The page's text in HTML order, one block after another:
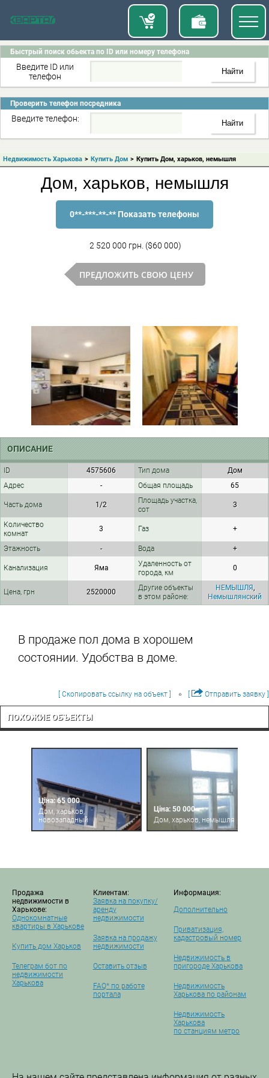
Быстрый поиск обьекта по ID или номеру телефона
Введите ID или
телефон
Проверить телефон посредника
Введите телефон:
Недвижимость Харькова > Купить Дом > Купить Дом, харьков, немышля
Дом, харьков, немышля
0**-***-**-** Показать телефоны
2 520 000 грн. ($60 000)
ПРЕДЛОЖИТЬ СВОЮ ЦЕНУ
ОПИСАНИЕ
ID 4575606 Тип дома
Дом
Адрес
- Общая площадь 65
Часть дома 1/2
Площадь участка,
сот
3
Количество
комнат
3 Газ +
Этажность - Вода +
Канализация Яма
Удаленность от
города, км
0
Цена, грн 2520000
Другие объекты
в этом районе:
НЕМЫШЛЯ,
Немышлянский
В продаже пол дома в хорошем
состоянии. Удобства в доме.
[ Скопировать ссылку на объект ] Отправить заявку ]
ПОХОЖИЕ ОБЪЕКТЫ
Ціна: 65 000
Дом, харьков,
новозападный
Ціна: 50 000
Дом, харьков, немышля
Продажа
недвижимости в
Харькове:
Однокомнатные
квартиры в Харькове
Купить дом Харьков
Телеграм бот по
недвижимости
Харькова
Клиентам:
Заявка на покупку/
аренду
недвижимости
Заявка на продажу
недвижимости
Оставить отзыв
FAQ* по работе
портала
Информация:
Дополнительно
Приватизация,
кадастровый номер
Недвижимость в
пригороде Харькова
Недвижимость
Харькова по районам
Недвижимость
Харькова
по станциям метро